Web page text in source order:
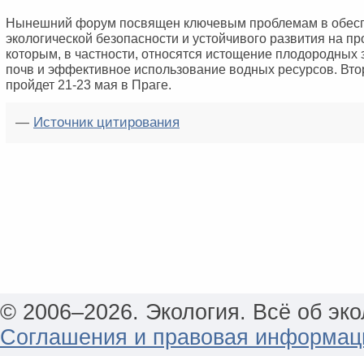
Нынешний форум посвящен ключевым проблемам в
экологической безопасности и устойчивого развития на
которым, в частности, относятся истощение плодородных
почв и эффективное использование водных ресурсов.
пройдет 21-23 мая в Праге.
— Источник цитирования
© 2006–2026. Экология. Всё об
Соглашения и правовая